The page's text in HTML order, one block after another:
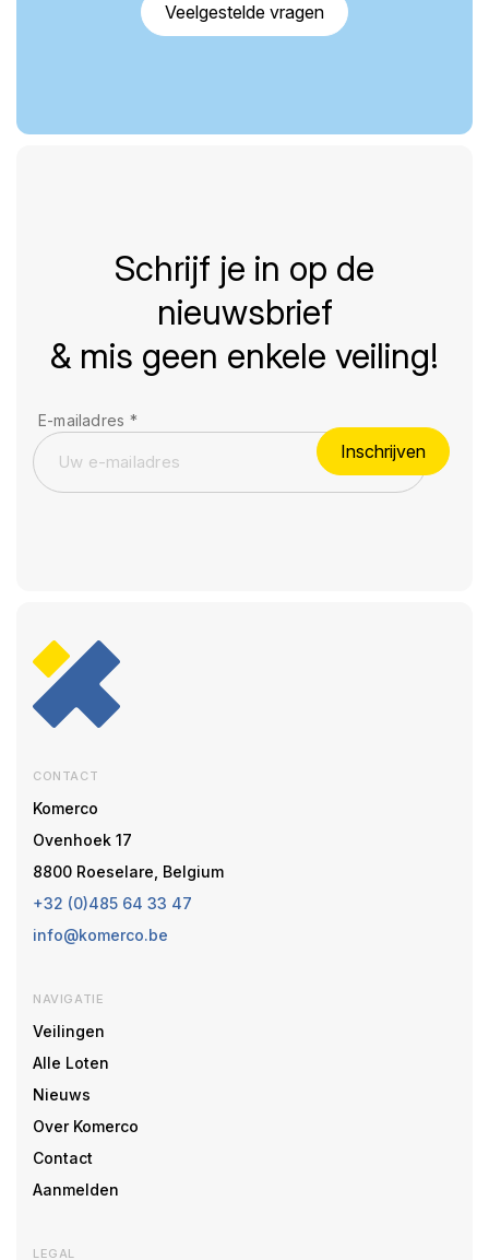
Veelgestelde vragen
Schrijf je in op de
nieuwsbrief
& mis geen enkele veiling!
E-mailadres *
Inschrijven
CONTACT
Komerco
Ovenhoek 17
8800 Roeselare, Belgium
+32 (0)485 64 33 47
info@komerco.be
NAVIGATIE
Veilingen
Alle Loten
Nieuws
Over Komerco
Contact
Aanmelden
LEGAL